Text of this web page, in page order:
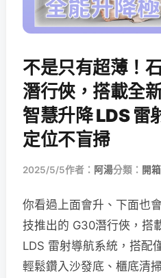
不是只有超薄！
潛行俠，搭載全
智慧升降 LDS 雷
定位不盲掃
2025/5/5作者： 阿湯分類： 開
你看過上面會升、下面也
技推出的 G30潛行俠，搭
LDS 雷射導航系統，搭配
輕鬆鑽入沙發底、櫃底清